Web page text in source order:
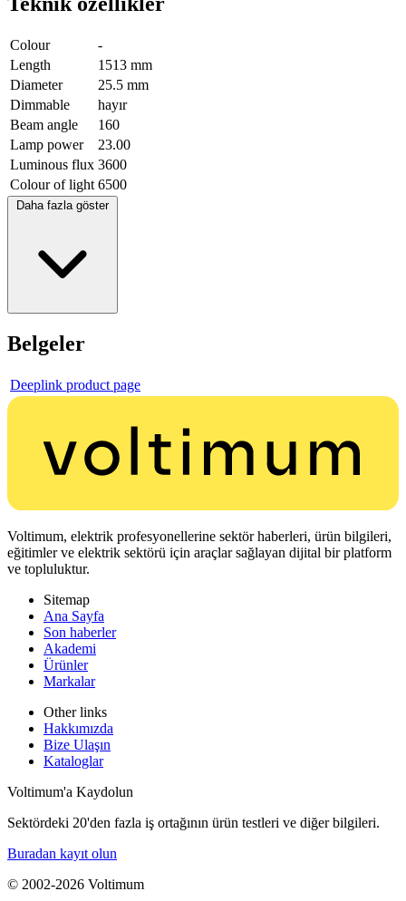
Colour
-
Length
1513 mm
Diameter
25.5 mm
Dimmable
hayır
Beam angle
160
Lamp power
23.00
Luminous flux 3600
Colour of light 6500
Daha fazla göster
Belgeler
Deeplink product page
Voltimum, elektrik profesyonellerine sektör haberleri, ürün bilgileri,
eğitimler ve elektrik sektörü için araçlar sağlayan dijital bir platform
ve topluluktur.
Sitemap
Ana Sayfa
Son haberler
Akademi
Ürünler
Markalar
Other links
Hakkımızda
Bize Ulaşın
Kataloglar
Voltimum'a Kaydolun
Sektördeki 20'den fazla iş ortağının ürün testleri ve diğer bilgileri.
Buradan kayıt olun
© 2002-2026 Voltimum